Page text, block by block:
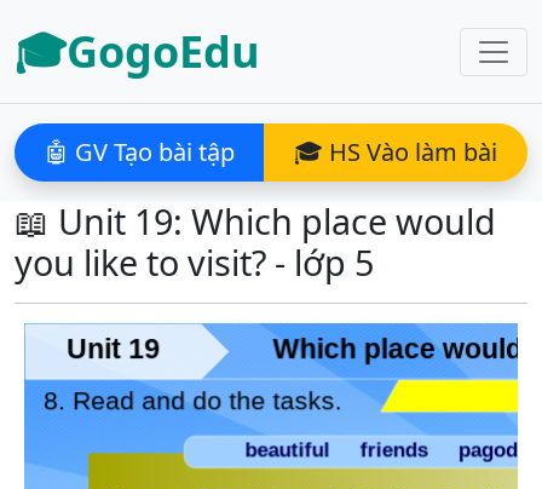
🎓GogoEdu
🤖 GV Tạo bài tập 🎓 HS Vào làm bài
📖 Unit 19: Which place would
you like to visit? - lớp 5